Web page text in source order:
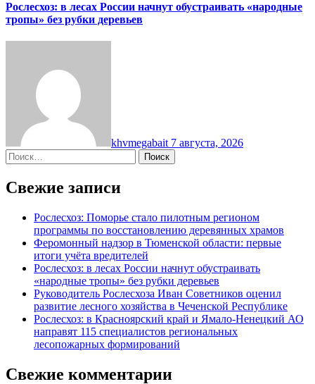
Рослесхоз: в лесах России начнут обустраивать «народные
тропы» без рубки деревьев
khvmegabait 7 августа, 2026
Найти:
Свежие записи
Рослесхоз: Поморье стало пилотным регионом
программы по восстановлению деревянных храмов
Феромонный надзор в Тюменской области: первые
итоги учёта вредителей
Рослесхоз: в лесах России начнут обустраивать
«народные тропы» без рубки деревьев
Руководитель Рослесхоза Иван Советников оценил
развитие лесного хозяйства в Чеченской Республике
Рослесхоз: в Красноярский край и Ямало-Ненецкий АО
направят 115 специалистов региональных
лесопожарных формирований
Свежие комментарии